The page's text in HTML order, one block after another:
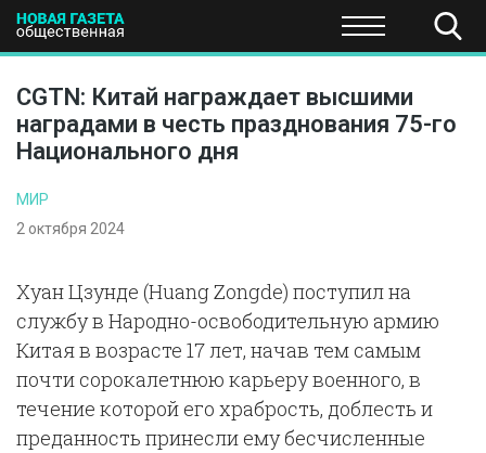
ПОЛИТИКА ЭКОНОМИКА НАУКА И
CGTN: Китай награждает высшими
наградами в честь празднования 75-го
Национального дня
МИР
2 октября 2024
Хуан Цзунде (Huang Zongde) поступил на
службу в Народно-освободительную армию
Китая в возрасте 17 лет, начав тем самым
почти сорокалетнюю карьеру военного, в
течение которой его храбрость, доблесть и
преданность принесли ему бесчисленные